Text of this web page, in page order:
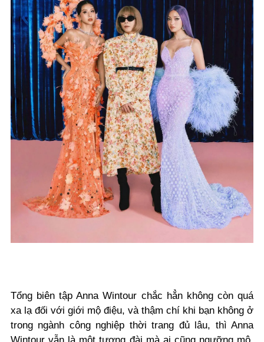
Tổng biên tập Anna Wintour chắc hẳn không còn quá
xa lạ đối với giới mộ điệu, và thậm chí khi bạn không ở
trong ngành công nghiệp thời trang đủ lâu, thì Anna